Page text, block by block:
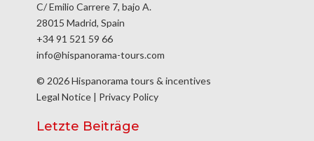
C/ Emilio Carrere 7, bajo A.
28015 Madrid, Spain
+34 91 521 59 66
info@hispanorama-tours.com
© 2026 Hispanorama tours & incentives
Legal Notice
Privacy Policy
Letzte Beiträge